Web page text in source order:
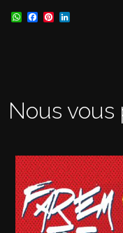
WhatsApp
Facebook
Pinterest
Nous vous